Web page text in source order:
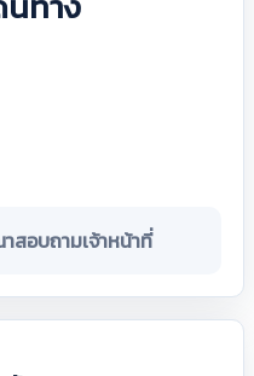
สอบถามเจ้าหน้าที่